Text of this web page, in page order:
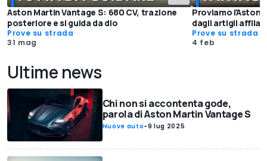
Aston Martin Vantage S: 680 CV, trazione
posteriore e si guida da dio
Prove su strada
31 mag
Proviamo l'Aston
dagli artigli affilati
Prove su strada
4 feb
Ultime news
Chi non si accontenta gode,
parola di Aston Martin Vantage S
Nuove auto-9 lug 2025